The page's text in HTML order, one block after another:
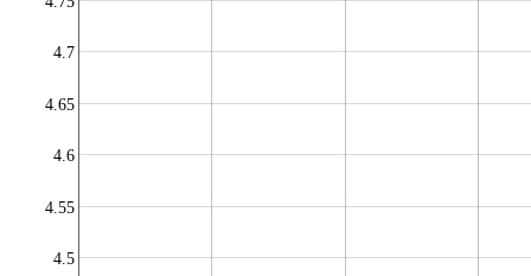
4.5
4.55
4.6
4.65
4.7